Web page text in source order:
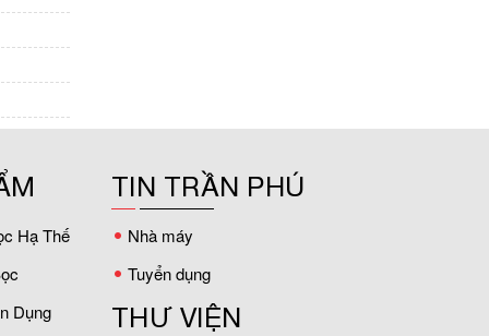
Hạ Thế
Dụng
TIN TRẦN PHÚ
Nhà máy
Tuyển dụng
THƯ VIỆN